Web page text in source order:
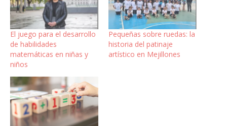
El juego para el desarrollo
de habilidades
matemáticas en niñas y
niños
Pequeñas sobre ruedas: la
historia del patinaje
artístico en Mejillones